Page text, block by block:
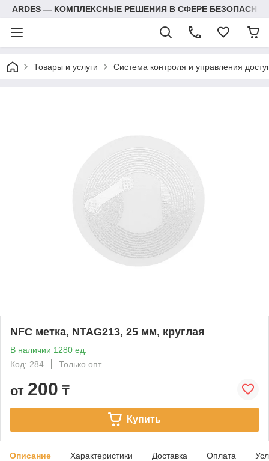
ARDES — КОМПЛЕКСНЫЕ РЕШЕНИЯ В СФЕРЕ
Товары и услуги Система контроля и управления
NFC метка, NTAG213, 25 мм, круглая
В наличии 1280 ед.
Код: 284
Только опт
от 200 ₸
Купить
Описание Характеристики Доставка Оплата